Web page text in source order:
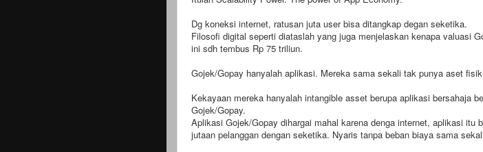
Dg koneksi internet, ratusan juta user bisa ditangkap degan seketika.
Filosofi digital seperti diataslah yang juga menjelaskan kenapa valuasi
ini sdh tembus Rp 75 triliun.
Gojek/Gopay hanyalah aplikasi. Mereka sama sekali tak punya aset
Kekayaan mereka hanyalah intangible asset berupa aplikasi bersahaja
Gojek/Gopay.
Aplikasi Gojek/Gopay dihargai mahal karena denga internet, aplikasi itu
jutaan pelanggan dengan seketika. Nyaris tanpa beban biaya sama